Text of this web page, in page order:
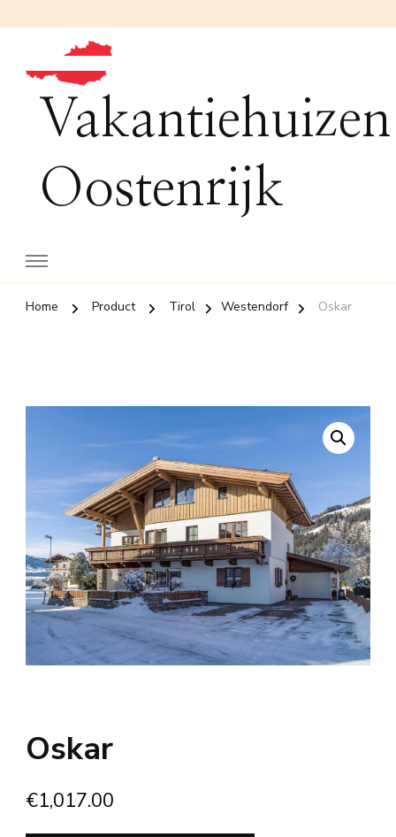
Vakantiehuizen
Oostenrijk
Home Product Tirol Westendorf Oskar
Oskar
€1,017.00